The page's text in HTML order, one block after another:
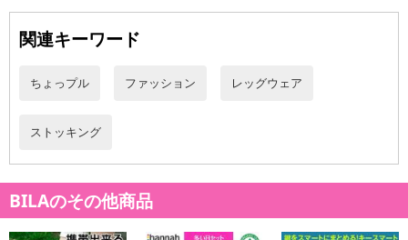
関連キーワード
ちょっプル ファッション レッグウェア
ストッキング
BILAのその他商品